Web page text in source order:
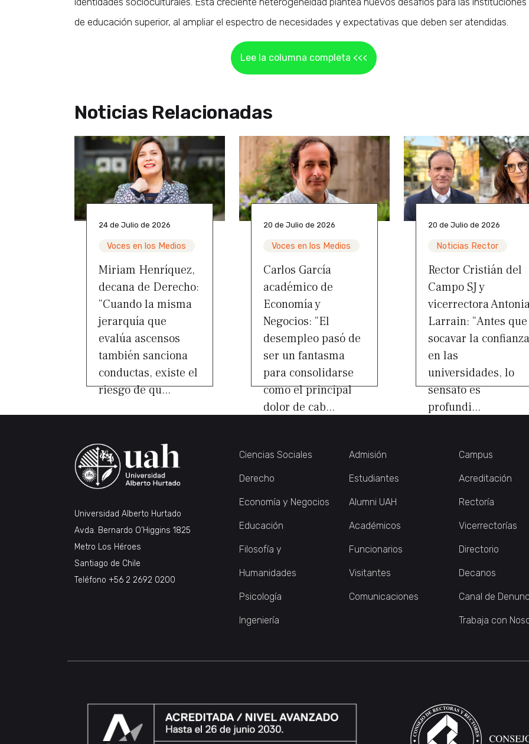
de educación superior, al ampliar el espectro de necesidades y expectativas que deben ser atendidas.
Lee la columna completa <<<
Noticias Relacionadas
24 de Julio de 2026
Voces en los Medios
Miriam Henríquez,
decana de Derecho:
“Cuando la misma
jerarquía que
evalúa ascensos
también sanciona
conductas, existe el
riesgo de qu...
20 de Julio de 2026
Voces en los Medios
Carlos García
académico de
Economía y
Negocios: “El
desempleo pasó de
ser un fantasma
para consolidarse
como el principal
dolor de cab...
20 de Julio de 2026
Noticias Rector
Rector Cristián del
Campo SJ y
vicerrectora
Larrain: “Antes que
socavar la confianza
en las
universidades, lo
sensato es
profundi...
Universidad Alberto Hurtado
Avda. Bernardo O’Higgins 1825
Metro Los Héroes
Santiago de Chile
Teléfono +56 2 2692 0200
Ciencias Sociales
Derecho
Economía y Negocios
Educación
Filosofía y
Humanidades
Psicología
Ingeniería
Admisión
Estudiantes
Alumni UAH
Académicos
Funcionarios
Visitantes
Comunicaciones
Campus
Acreditación
Rectoría
Vicerrectorías
Directorio
Decanos
Canal de
Trabaja con